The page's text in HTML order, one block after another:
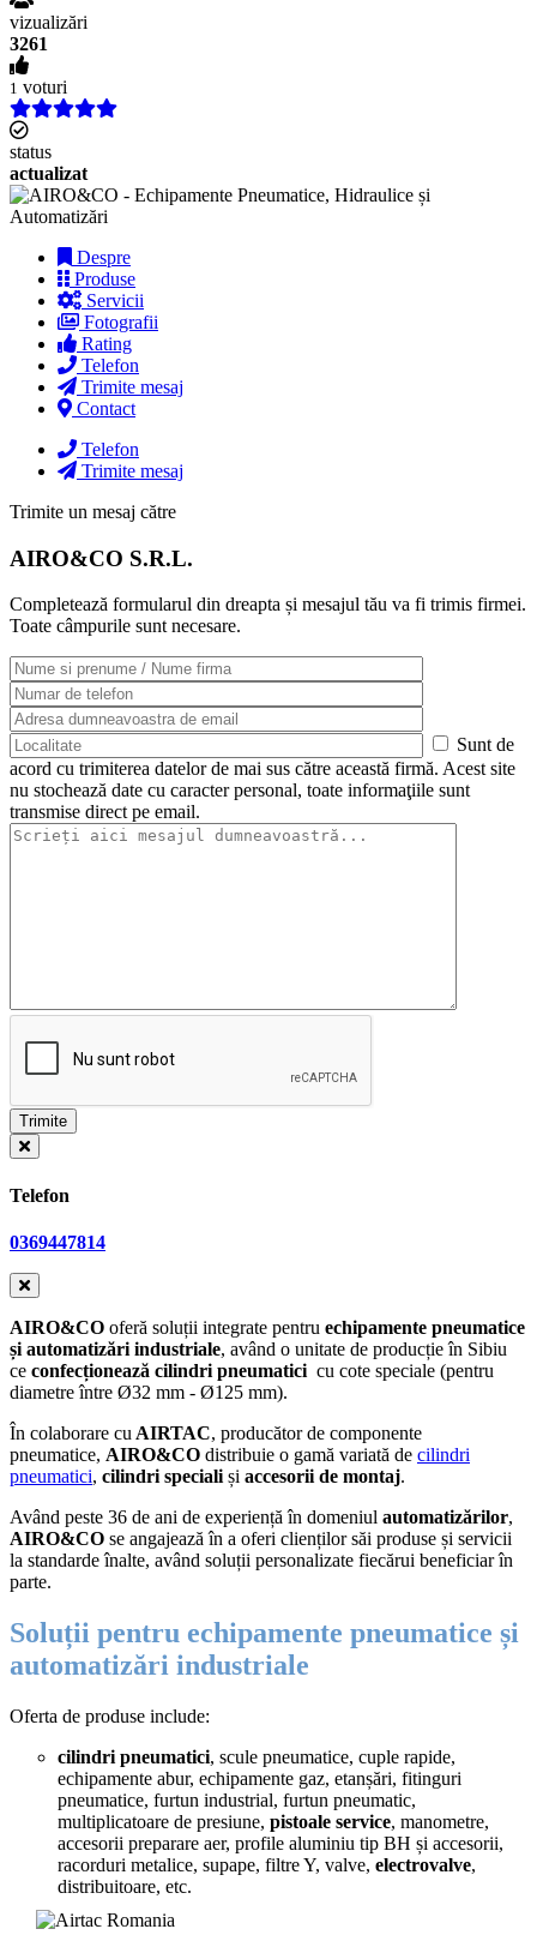
vizualizări
3261
1 voturi
status
actualizat
Despre
Produse
Servicii
Fotografii
Rating
Telefon
Trimite mesaj
Contact
Telefon
Trimite mesaj
Trimite un mesaj către
AIRO&CO S.R.L.
Completează formularul din dreapta și mesajul tău va fi trimis firmei.
Toate câmpurile sunt necesare.
Sunt de
acord cu trimiterea datelor de mai sus către această firmă. Acest site
nu stochează date cu caracter personal, toate informaţiile sunt
transmise direct pe email.
Telefon
0369447814
AIRO&CO oferă soluții integrate pentru echipamente pneumatice
și automatizări industriale, având o unitate de producție în Sibiu
ce confecționează cilindri pneumatici cu cote speciale (pentru
diametre între Ø32 mm - Ø125 mm).
În colaborare cu AIRTAC, producător de componente
pneumatice, AIRO&CO distribuie o gamă variată de cilindri
pneumatici, cilindri speciali și accesorii de montaj.
Având peste 36 de ani de experiență în domeniul automatizărilor,
AIRO&CO se angajează în a oferi clienților săi produse și servicii
la standarde înalte, având soluții personalizate fiecărui beneficiar în
parte.
Soluții pentru echipamente pneumatice și
automatizări industriale
Oferta de produse include:
cilindri pneumatici, scule pneumatice, cuple rapide,
echipamente abur, echipamente gaz, etanșări, fitinguri
pneumatice, furtun industrial, furtun pneumatic,
multiplicatoare de presiune, pistoale service, manometre,
accesorii preparare aer, profile aluminiu tip BH și accesorii,
racorduri metalice, supape, filtre Y, valve, electrovalve,
distribuitoare, etc.